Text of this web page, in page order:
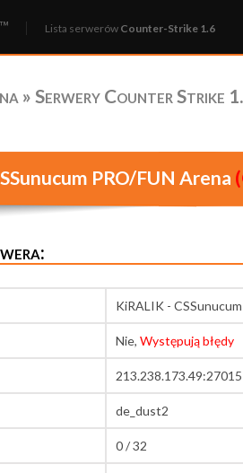
Lista serwerów Counter-Strike 1.6
» Serwery Counter Strike
PRO/FUN Arena
KiRALIK -
Nie, Występują błędy
213.238.173.49:27015
de_dust2
0 / 32